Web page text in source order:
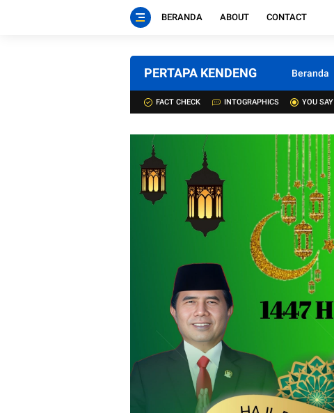
BERANDA ABOUT CONTACT
PERTAPA KENDENG Beranda
FACT CHECK INTOGRAPHICS YOU SAY